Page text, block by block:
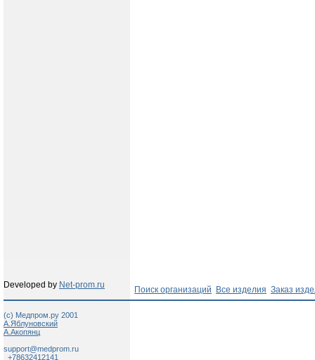
Developed by Net-prom.ru Поиск организаций Все изделия Заказ
(c) Медпром.ру 2001
А.Яблуновский
А.Акопянц
support@medprom.ru
+78632412141